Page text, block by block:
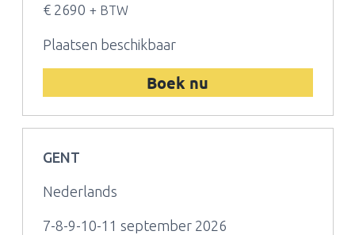
€ 2690 + BTW
Plaatsen beschikbaar
Boek nu
GENT
Nederlands
7-8-9-10-11 september 2026